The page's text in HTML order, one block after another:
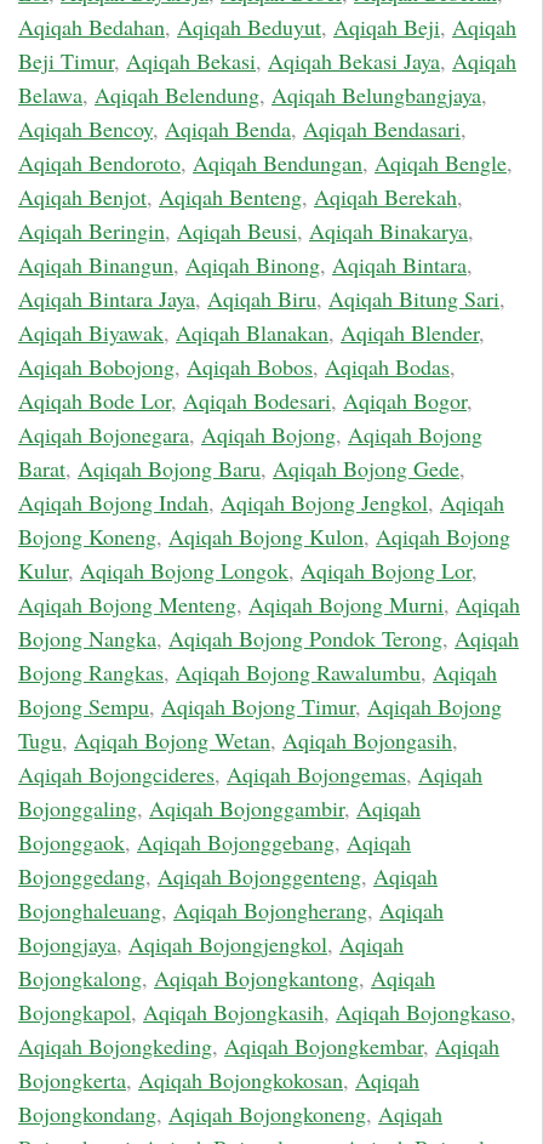
Aqiqah Bedahan, Aqiqah Beduyut, Aqiqah Beji, Aqiqah
Beji Timur, Aqiqah Bekasi, Aqiqah Bekasi Jaya, Aqiqah
Belawa, Aqiqah Belendung, Aqiqah Belungbangjaya,
Aqiqah Bencoy, Aqiqah Benda, Aqiqah Bendasari,
Aqiqah Bendoroto, Aqiqah Bendungan, Aqiqah Bengle,
Aqiqah Benjot, Aqiqah Benteng, Aqiqah Berekah,
Aqiqah Beringin, Aqiqah Beusi, Aqiqah Binakarya,
Aqiqah Binangun, Aqiqah Binong, Aqiqah Bintara,
Aqiqah Bintara Jaya, Aqiqah Biru, Aqiqah Bitung Sari,
Aqiqah Biyawak, Aqiqah Blanakan, Aqiqah Blender,
Aqiqah Bobojong, Aqiqah Bobos, Aqiqah Bodas,
Aqiqah Bode Lor, Aqiqah Bodesari, Aqiqah Bogor,
Aqiqah Bojonegara, Aqiqah Bojong, Aqiqah Bojong
Barat, Aqiqah Bojong Baru, Aqiqah Bojong Gede,
Aqiqah Bojong Indah, Aqiqah Bojong Jengkol, Aqiqah
Bojong Koneng, Aqiqah Bojong Kulon, Aqiqah Bojong
Kulur, Aqiqah Bojong Longok, Aqiqah Bojong Lor,
Aqiqah Bojong Menteng, Aqiqah Bojong Murni, Aqiqah
Bojong Nangka, Aqiqah Bojong Pondok Terong, Aqiqah
Bojong Rangkas, Aqiqah Bojong Rawalumbu, Aqiqah
Bojong Sempu, Aqiqah Bojong Timur, Aqiqah Bojong
Tugu, Aqiqah Bojong Wetan, Aqiqah Bojongasih,
Aqiqah Bojongcideres, Aqiqah Bojongemas, Aqiqah
Bojonggaling, Aqiqah Bojonggambir, Aqiqah
Bojonggaok, Aqiqah Bojonggebang, Aqiqah
Bojonggedang, Aqiqah Bojonggenteng, Aqiqah
Bojonghaleuang, Aqiqah Bojongherang, Aqiqah
Bojongjaya, Aqiqah Bojongjengkol, Aqiqah
Bojongkalong, Aqiqah Bojongkantong, Aqiqah
Bojongkapol, Aqiqah Bojongkasih, Aqiqah Bojongkaso,
Aqiqah Bojongkeding, Aqiqah Bojongkembar, Aqiqah
Bojongkerta, Aqiqah Bojongkokosan, Aqiqah
Bojongkondang, Aqiqah Bojongkoneng, Aqiqah